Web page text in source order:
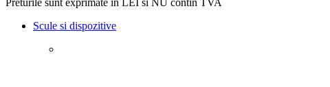
Preturile sunt exprimate in LEI si NU contin TVA
Scule si dispozitive